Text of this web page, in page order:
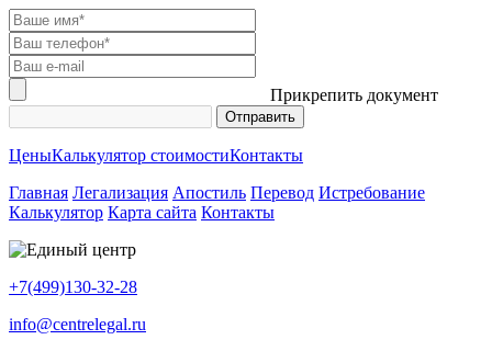
Прикрепить документ
ЦеныКалькулятор стоимостиКонтакты
Главная Легализация Апостиль Перевод Истребование
Калькулятор Карта сайта Контакты
+7(499)130-32-28
info@centrelegal.ru